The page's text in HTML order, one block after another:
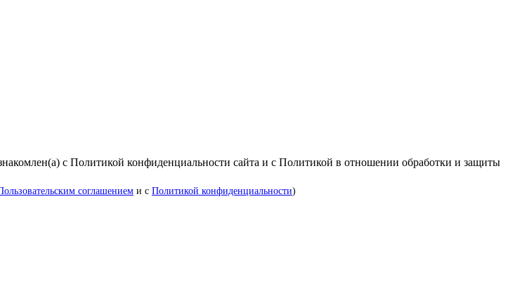
с Политикой конфиденциальности сайта и с Политикой в отношении обработки и защиты
соглашением и с Политикой конфиденциальности)